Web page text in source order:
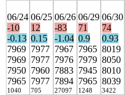
06/24
-10
-0.13
7969
7969
7950
7965
1040
06/25
12
0.15
7977
7977
7960
7977
705
06/26
-83
-1.04
7967
7976
7883
7894
27097
06/29
71
0.9
7965
7979
7945
7965
1248
06/30
74
0.93
8019
8050
8010
8039
3422